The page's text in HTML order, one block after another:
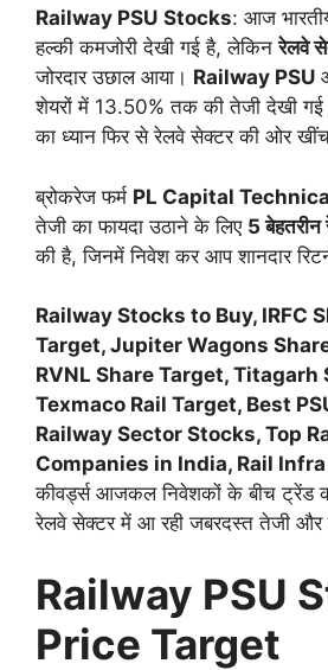
Railway PSU Stocks: आज
हल्की कमजोरी देखी गई है, लेकिनरेलवे
जोरदार उछाल आया। Railway PSU
शेयरों में 13.50% तक की तेजी देखी
का ध्यान फिर से रेलवे सेक्टर की ओर
ब्रोकरेज फर्म PL Capital
तेजी का फायदा उठाने के लिए 5 बेहतरीन
की है, जिनमें निवेश कर आप शानदार
Railway Stocks to Buy, IRFC
Target, Jupiter Wagons
RVNL Share Target, Titagarh
Texmaco Rail Target, Best
Railway Sector Stocks, Top
Companies in India, Rail
कीवर्ड्स आजकल निवेशकों के बीच ट्रेंड
रेलवे सेक्टर में आ रही जबरदस्त तेजी और
Railway PSU
Price Target